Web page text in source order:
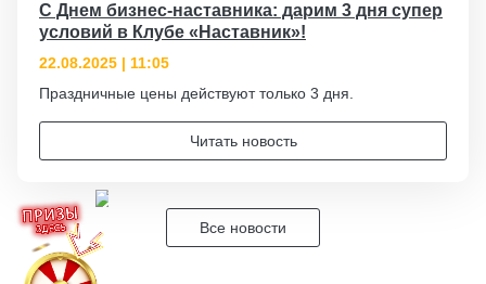
С Днем бизнес-наставника: дарим 3 дня супер
условий в Клубе «Наставник»!
22.08.2025 | 11:05
Праздничные цены действуют только 3 дня.
Читать новость
Все новости